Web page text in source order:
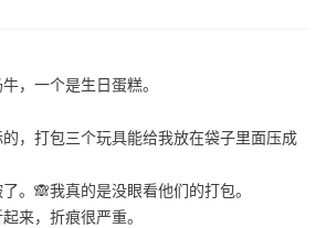
，一个是生日蛋糕。
，打包三个玩具能给我放在袋子里面压成
。🙈我真的是没眼看他们的打包。
来，折痕很严重。